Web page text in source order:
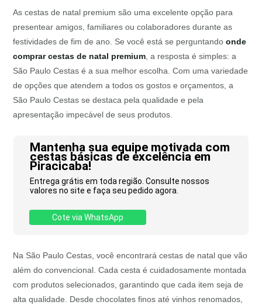
As cestas de natal premium são uma excelente opção para
presentear amigos, familiares ou colaboradores durante as
festividades de fim de ano. Se você está se perguntandoonde
comprar cestas de natal premium , a resposta é simples: a
São Paulo Cestas é a sua melhor escolha. Com uma variedade
de opções que atendem a todos os gostos e orçamentos, a
São Paulo Cestas se destaca pela qualidade e pela
apresentação impecável de seus produtos.
Mantenha sua equipe motivada com
cestas básicas de excelência em
Piracicaba!
Entrega grátis em toda região. Consulte nossos
valores no site e faça seu pedido agora.
Cote via WhatsApp
Na São Paulo Cestas, você encontrará cestas de natal que vão
além do convencional. Cada cesta é cuidadosamente montada
com produtos selecionados, garantindo que cada item seja de
alta qualidade. Desde chocolates finos até vinhos renomados,